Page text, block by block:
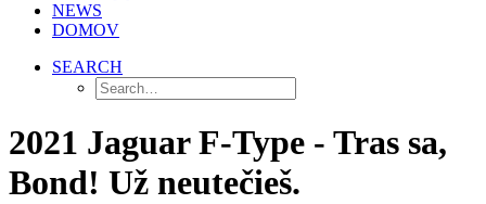
NEWS
DOMOV
SEARCH
2021 Jaguar F-Type - Tras sa,
Bond! Už neutečieš.